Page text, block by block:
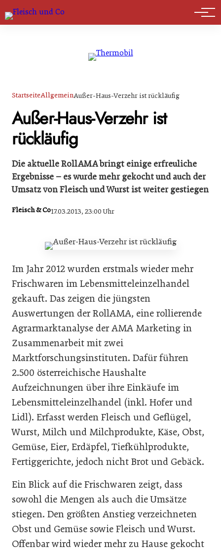
Marktführer
StartseiteAllgemeinAußer-Haus-Verzehr ist rückläufig
Außer-Haus-Verzehr ist
rückläufig
Die aktuelle RollAMA bringt einige erfreuliche
Ergebnisse – es wurde mehr gekocht und auch der
Umsatz von Fleisch und Wurst ist weiter gestiegen
Fleisch & Co17.03.2013, 23:00 Uhr
Im Jahr 2012 wurden erstmals wieder mehr
Frischwaren im Lebensmitteleinzelhandel
gekauft. Das zeigen die jüngsten
Auswertungen der RollAMA, eine rollierende
Agrarmarktanalyse der AMA Marketing in
Zusammenarbeit mit zwei
Marktforschungsinstituten. Dafür führen
2.500 österreichische Haushalte
Aufzeichnungen über ihre Einkäufe im
Lebensmitteleinzelhandel (inkl. Hofer und
Lidl). Erfasst werden Fleisch und Geflügel,
Wurst, Milch und Milchprodukte, Käse, Obst,
Gemüse, Eier, Erdäpfel, Tiefkühlprodukte,
Fertiggerichte, jedoch nicht Brot und Gebäck.
Ein Blick auf die Frischwaren zeigt, dass
sowohl die Mengen als auch die Umsätze
stiegen. Den größten Anstieg verzeichneten
Obst und Gemüse sowie Fleisch und Wurst.
Offenbar wird wieder mehr zu Hause gekocht